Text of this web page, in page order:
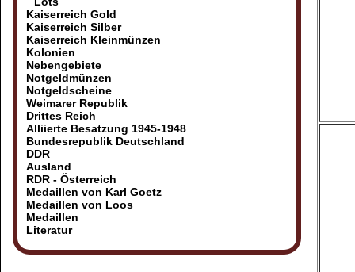
Kaiserreich Gold
Kaiserreich Silber
Kaiserreich Kleinmünzen
Kolonien
Nebengebiete
Notgeldmünzen
Notgeldscheine
Weimarer Republik
Drittes Reich
Alliierte Besatzung 1945-1948
Bundesrepublik Deutschland
DDR
Ausland
RDR - Österreich
Medaillen von Karl Goetz
Medaillen von Loos
Medaillen
Literatur